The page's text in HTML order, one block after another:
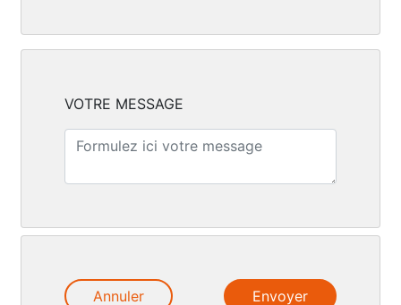
VOTRE MESSAGE
Annuler